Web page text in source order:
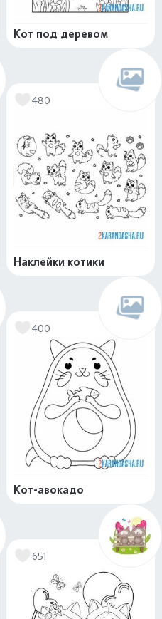
Кот под деревом
480
Наклейки котики
400
Кот-авокадо
651